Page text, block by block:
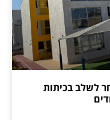
לשלב בכיתות